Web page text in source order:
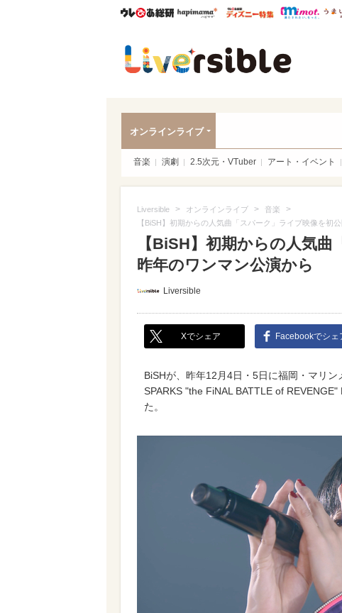
ウレぴあ総研ハピママ* ウレぴあ総
オンラインライブ
音楽 演劇 2.5次元・VTuber アート・イベント
Liversible > オンラインライブ > 音楽 >
【BiSH】初期からの人気曲「スパーク」ライブ映像を初
【BiSH】初期からの人気
昨年のワンマン公演から
Liversible
Xでシェア Facebookでシェ
BiSHが、昨年12月4日・5日に福岡・マリ
SPARKS "the FiNAL BATTLE of
た。